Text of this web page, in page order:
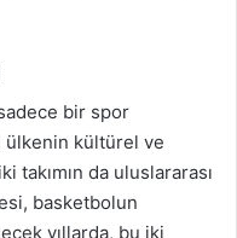
bir spor
ülkenin kültürel ve
takımın da uluslararası
basketbolun
yıllarda, bu iki